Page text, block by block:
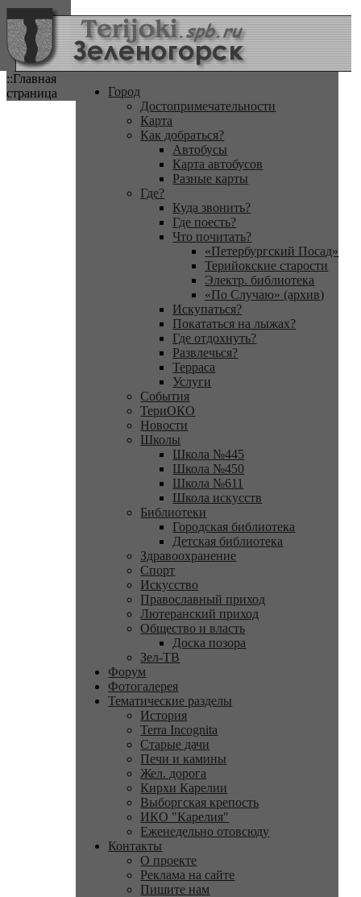
::Главная
страница
Город
Достопримечательности
Карта
Как добраться?
Автобусы
Карта автобусов
Разные карты
Где?
Куда звонить?
Где поесть?
Что почитать?
«Петербургский Посад»
Терийокские старости
Электр. библиотека
«По Случаю» (архив)
Искупаться?
Покататься на лыжах?
Где отдохнуть?
Развлечься?
Терраса
Услуги
События
ТериОКО
Новости
Школы
Школа №445
Школа №450
Школа №611
Школа искусств
Библиотеки
Городская библиотека
Детская библиотека
Здравоохранение
Спорт
Искусство
Православный приход
Лютеранский приход
Общество и власть
Доска позора
Зел-ТВ
Форум
Фотогалерея
Тематические разделы
История
Terra Incognita
Старые дачи
Печи и камины
Жел. дорога
Кирхи Карелии
Выборгская крепость
ИКО "Карелия"
Еженедельно отовсюду
Контакты
О проекте
Реклама на сайте
Пишите нам